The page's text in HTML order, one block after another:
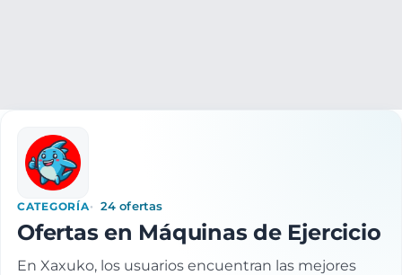
CATEGORÍA 24 ofertas
Ofertas en Máquinas de Ejercicio
En Xaxuko, los usuarios encuentran las mejores